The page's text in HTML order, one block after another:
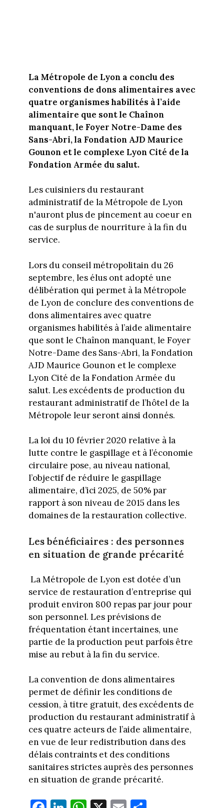
La Métropole de Lyon a conclu des
conventions de dons alimentaires avec
quatre organismes habilités à l’aide
alimentaire que sont le Chaînon
manquant, le Foyer Notre-Dame des
Sans-Abri, la Fondation AJD Maurice
Gounon et le complexe Lyon Cité de la
Fondation Armée du salut.
Les cuisiniers du restaurant
administratif de la Métropole de Lyon
n'auront plus de pincement au coeur en
cas de surplus de nourriture à la fin du
service.
Lors du conseil métropolitain du 26
septembre, les élus ont adopté une
délibération qui permet à la Métropole
de Lyon de conclure des conventions de
dons alimentaires avec quatre
organismes habilités à l’aide alimentaire
que sont le Chaînon manquant, le Foyer
Notre-Dame des Sans-Abri, la Fondation
AJD Maurice Gounon et le complexe
Lyon Cité de la Fondation Armée du
salut. Les excédents de production du
restaurant administratif de l’hôtel de la
Métropole leur seront ainsi donnés.
La loi du 10 février 2020 relative à la
lutte contre le gaspillage et à l’économie
circulaire pose, au niveau national,
l’objectif de réduire le gaspillage
alimentaire, d’ici 2025, de 50% par
rapport à son niveau de 2015 dans les
domaines de la restauration collective.
Les bénéficiaires : des personnes
en situation de grande précarité
La Métropole de Lyon est dotée d’un
service de restauration d’entreprise qui
produit environ 800 repas par jour pour
son personnel. Les prévisions de
fréquentation étant incertaines, une
partie de la production peut parfois être
mise au rebut à la fin du service.
La convention de dons alimentaires
permet de définir les conditions de
cession, à titre gratuit, des excédents de
production du restaurant administratif à
ces quatre acteurs de l’aide alimentaire,
en vue de leur redistribution dans des
délais contraints et des conditions
sanitaires strictes auprès des personnes
en situation de grande précarité.